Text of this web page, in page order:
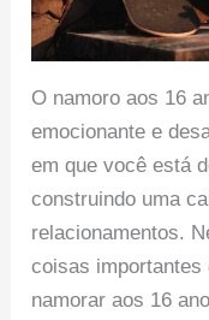
O namoro aos 16
emocionante e
em que você está
construindo uma
relacionamentos.
coisas importantes
namorar aos 16